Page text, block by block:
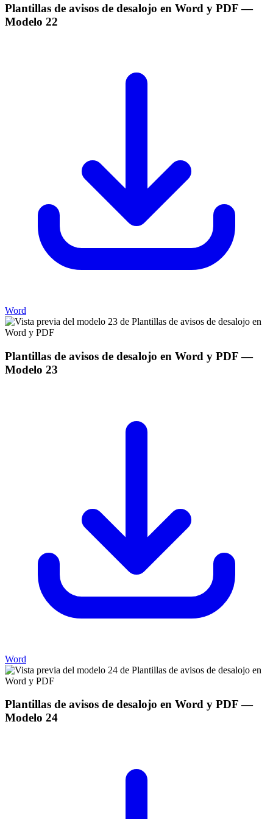
Plantillas de avisos de desalojo en Word y PDF—
Modelo 22
Word
Plantillas de avisos de desalojo en Word y PDF—
Modelo 23
Word
Plantillas de avisos de desalojo en Word y PDF—
Modelo 24